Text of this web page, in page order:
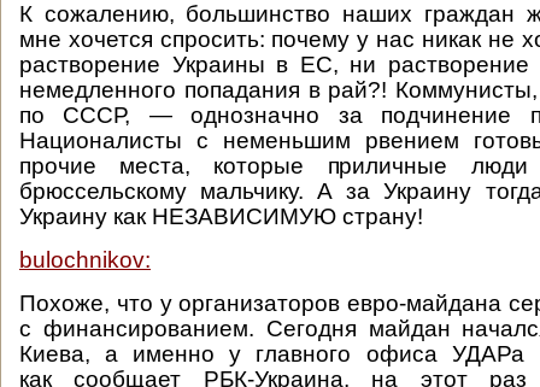
К сожалению, большинство наших граждан
мне хочется спросить: почему у нас никак не
растворение Украины в ЕС, ни
немедленного попадания в рай?!
по СССР, — однозначно за подчинение
Националисты с неменьшим рвением
прочие места, которые приличные
брюссельскому мальчику. А за Украину
Украину как НЕЗАВИСИМУЮ страну!
bulochnikov:
Похоже, что у организаторов евро-майдана
с финансированием. Сегодня майдан
Киева, а именно у главного офиса УДАРа
как сообщает РБК-Украина, на этот